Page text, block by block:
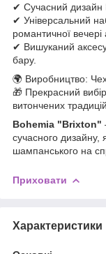
✔ Сучасний дизайн
✔ Універсальний
романтичної вечері
✔ Вишуканий
бару.
🌍 Виробництво:
🎁 Прекрасний
витончених
Bohemia "Brixton"
сучасного
шампанського на
Приховати
Характеристики